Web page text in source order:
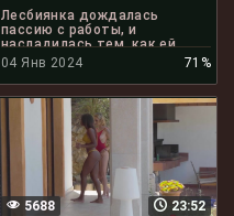
Лесбиянка дождалась
пассию с работы, и
насладилась тем, как ей
лижут писю
04 Янв 2024 71%
23:52
5688